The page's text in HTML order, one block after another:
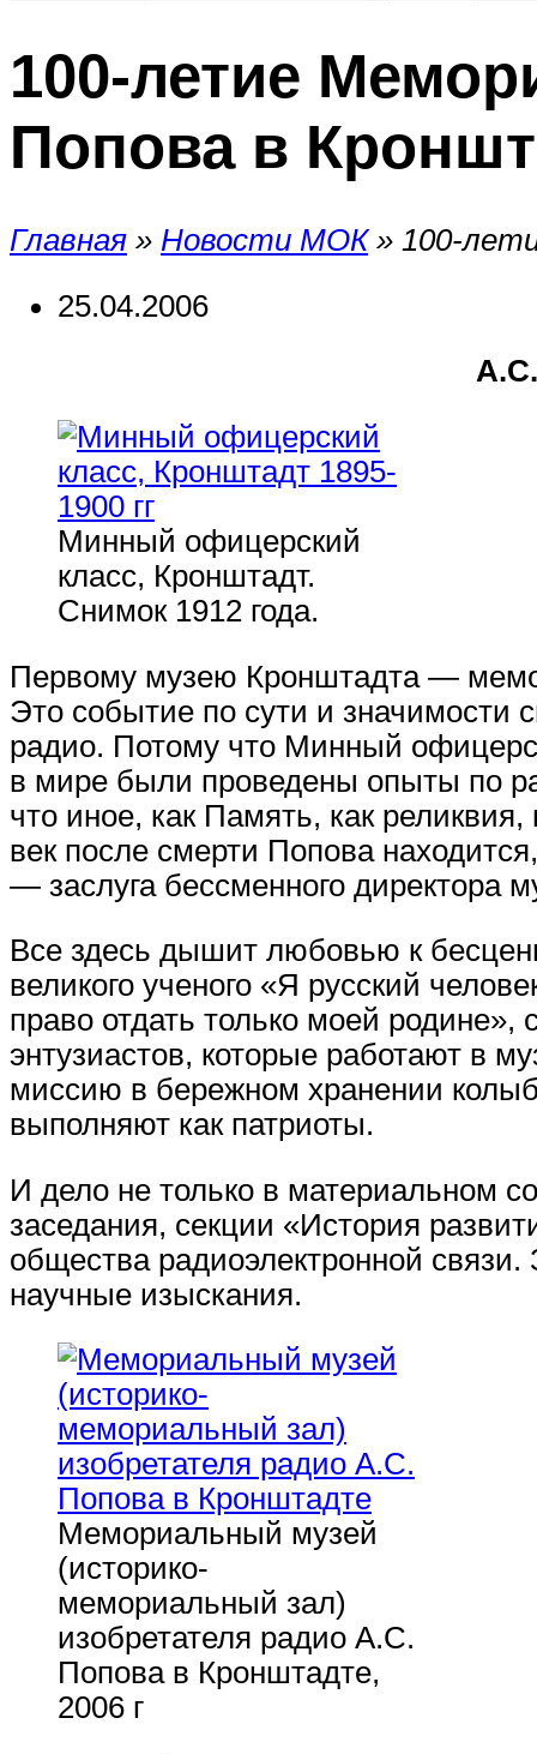
100-летие
Попова в
Главная » Новости МОК» 100-
25.04.2006
Минный офицерский
класс, Кронштадт.
Снимок 1912 года.
Первому музею Кронштадта —
Это событие по сути и
радио. Потому что Минный
в мире были проведены опыты по
что иное, как Память, как
век после смерти Попова
— заслуга бессменного директора
Все здесь дышит любовью к
великого ученого «Я русский
право отдать только моей родине»,
энтузиастов, которые работают в
миссию в бережном хранении
выполняют как патриоты.
И дело не только в материальном
заседания, секции «История
общества радиоэлектронной
научные изыскания.
Мемориальный музей
(историко-
мемориальный зал)
изобретателя радио А.С.
Попова в Кронштадте,
2006 г